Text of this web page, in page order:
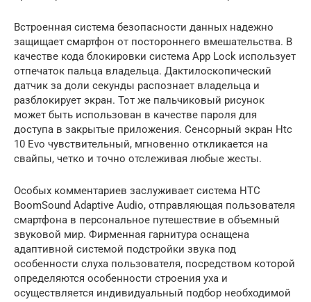
Встроенная система безопасности данных надежно
защищает смартфон от постороннего вмешательства. В
качестве кода блокировки система App Lock использует
отпечаток пальца владельца. Дактилоскопический
датчик за доли секунды распознает владельца и
разблокирует экран. Тот же пальчиковый рисунок
может быть использован в качестве пароля для
доступа в закрытые приложения. Сенсорный экран Htc
10 Evo чувствительный, мгновенно откликается на
свайпы, четко и точно отслеживая любые жесты.
Особых комментариев заслуживает система HTC
BoomSound Adaptive Audio, отправляющая пользователя
смартфона в персональное путешествие в объемный
звуковой мир. Фирменная гарнитура оснащена
адаптивной системой подстройки звука под
особенности слуха пользователя, посредством которой
определяются особенности строения уха и
осуществляется индивидуальный подбор необходимой